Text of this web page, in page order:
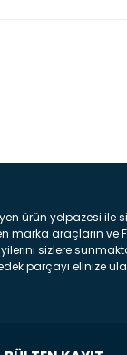
ürün yelpazesi ile
marka araçların ve
sizlere
parçayı elinize
aksam parçasıdır.
. Hangi